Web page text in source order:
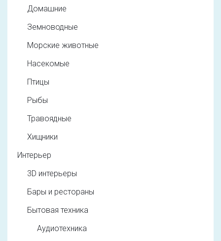
Домашние
Земноводные
Морские животные
Насекомые
Птицы
Рыбы
Травоядные
Хищники
Интерьер
3D интерьеры
Бары и рестораны
Бытовая техника
Аудиотехника